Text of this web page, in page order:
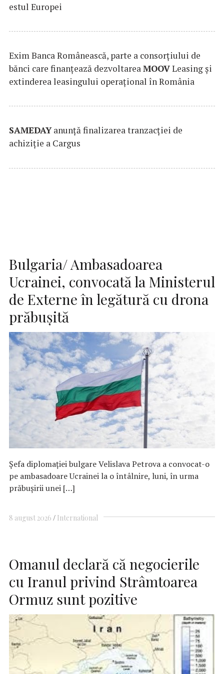
estul Europei
Exim Banca Românească, parte a consorțiului de
bănci care finanțează dezvoltareaMOOVLeasing și
extinderea leasingului operațional în România
SAMEDAYanunță finalizarea tranzacției de
achiziție a Cargus
Bulgaria/ Ambasadoarea
Ucrainei, convocată la Ministerul
de Externe în legătură cu drona
prăbuşită
Şefa diplomaţiei bulgare Velislava Petrova a convocat-o
pe ambasadoare Ucrainei la o întâlnire, luni, în urma
prăbuşirii unei […]
8 august 2026 International
Omanul declară că negocierile
cu Iranul privind Strâmtoarea
Ormuz sunt pozitive